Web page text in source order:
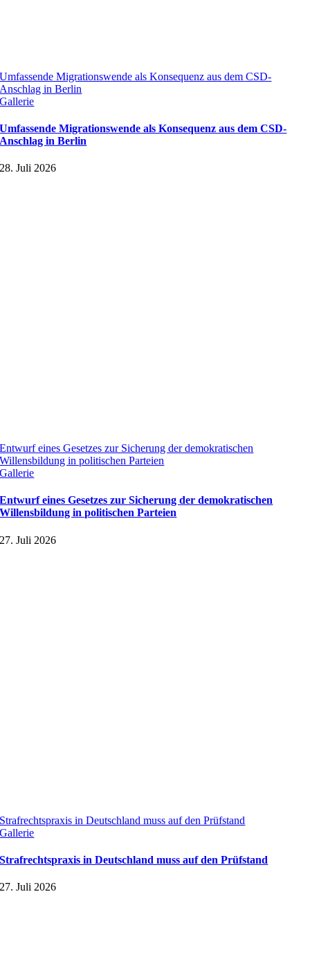
Umfassende Migrationswende als Konsequenz aus dem CSD-
Anschlag in Berlin
Gallerie
Umfassende Migrationswende als Konsequenz aus dem CSD-
Anschlag in Berlin
28. Juli 2026
Entwurf eines Gesetzes zur Sicherung der demokratischen
Willensbildung in politischen Parteien
Gallerie
Entwurf eines Gesetzes zur Sicherung der demokratischen
Willensbildung in politischen Parteien
27. Juli 2026
Strafrechtspraxis in Deutschland muss auf den Prüfstand
Gallerie
Strafrechtspraxis in Deutschland muss auf den Prüfstand
27. Juli 2026